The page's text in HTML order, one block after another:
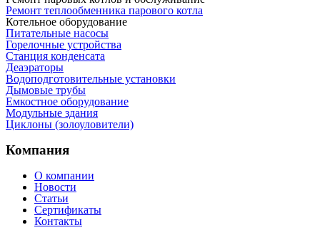
Ремонт теплообменника парового котла
Котельное оборудование
Питательные насосы
Горелочные устройства
Станция конденсата
Деаэраторы
Водоподготовительные установки
Дымовые трубы
Емкостное оборудование
Mодульные здания
Циклоны (золоуловители)
Компания
О компании
Новости
Статьи
Сертификаты
Контакты